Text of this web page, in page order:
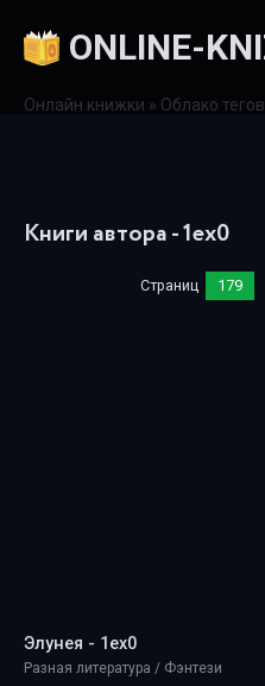
Онлайн книжки » Облако тегов
Книги автора - 1ex0
Страниц 179
Элунея - 1ex0
Разная литература / Фэнтези